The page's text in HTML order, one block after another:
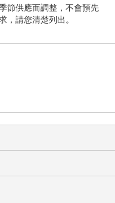
節供應而調整，不會預先
，請您清楚列出。